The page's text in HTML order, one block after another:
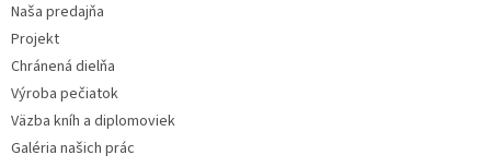
Naša predajňa
Projekt
Chránená dielňa
Výroba pečiatok
Väzba kníh a diplomoviek
Galéria našich prác